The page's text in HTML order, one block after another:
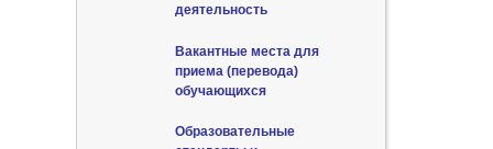
деятельность
Вакантные места для
приема (перевода)
обучающихся
Образовательные